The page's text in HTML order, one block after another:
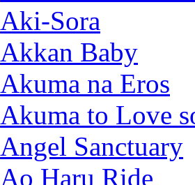
Aki-Sora
Akkan Baby
Akuma na Eros
Akuma to Love
Angel Sanctuary
Ao Haru Ride